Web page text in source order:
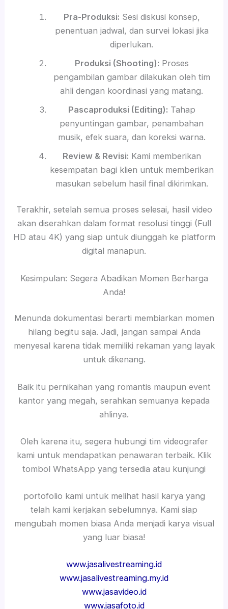
Pra-Produksi: Sesi diskusi konsep,
penentuan jadwal, dan survei lokasi jika
diperlukan.
Produksi (Shooting): Proses
pengambilan gambar dilakukan oleh tim
ahli dengan koordinasi yang matang.
Pascaproduksi (Editing): Tahap
penyuntingan gambar, penambahan
musik, efek suara, dan koreksi warna.
Review & Revisi: Kami memberikan
kesempatan bagi klien untuk memberikan
masukan sebelum hasil final dikirimkan.
Terakhir, setelah semua proses selesai, hasil video
akan diserahkan dalam format resolusi tinggi (Full
HD atau 4K) yang siap untuk diunggah ke platform
digital manapun.
Kesimpulan: Segera Abadikan Momen Berharga
Anda!
Menunda dokumentasi berarti membiarkan momen
hilang begitu saja. Jadi, jangan sampai Anda
menyesal karena tidak memiliki rekaman yang layak
untuk dikenang.
Baik itu pernikahan yang romantis maupun event
kantor yang megah, serahkan semuanya kepada
ahlinya.
Oleh karena itu, segera hubungi tim videografer
kami untuk mendapatkan penawaran terbaik. Klik
tombol WhatsApp yang tersedia atau kunjungi
portofolio kami untuk melihat hasil karya yang
telah kami kerjakan sebelumnya. Kami siap
mengubah momen biasa Anda menjadi karya visual
yang luar biasa!
www.jasalivestreaming.id
www.jasalivestreaming.my.id
www.jasavideo.id
www.jasafoto.id